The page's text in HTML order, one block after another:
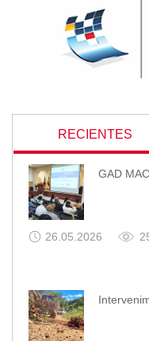
RECIENTES
GAD
26.05.2026